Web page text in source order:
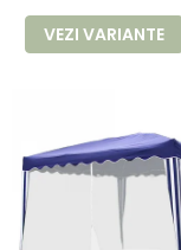
100 buc
VEZI VARIANTE